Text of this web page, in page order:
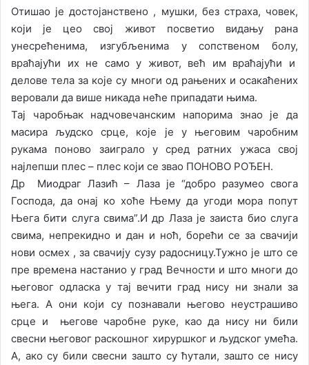
Отишао је достојанствено , мушки, без страха, човек,
који је цео свој живот посветио видању рана
унесрећенима, изгубљенима у сопственом болу,
враћајући их не само у живот, већ им враћајући и
делове тела за које су многи од рањених и осакаћених
веровали да више никада неће припадати њима.
Тај чаробњак надчовечанским напорима знао је да
масира људско срце, које је у његовим чаробним
рукама поново заиграло у сред ратних ужаса свој
најлепши плес – плес који се звао ПОНОВО РОЂЕН.
Др Миодраг Лазић – Лаза је “добро разумео свога
Господа, да онај ко хоће Њему да угоди мора попут
Њега бити слуга свима”.И др Лаза је заиста био слуга
свима, непрекидно и дан и ноћ, борећи се за свачији
нови осмех , за свачију сузу радосницу.Тужно је што се
пре времена настанио у град Вечности и што многи до
његовог одласка у тај вечити град нису ни знали за
њега. А они који су познавали његово неустрашиво
срце и његове чаробне руке, као да нису ни били
свесни његовог раскошног хируршког и људског умећа.
А, ако су били свесни зашто су ћутали, зашто се нису